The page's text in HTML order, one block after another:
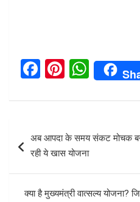
F
ce
o
k
Pi
er
es
t
W
h
at
s
A
p
navigation
अब आपदा के समय संकट मोचक
रही ये खास योजना
क्‍या है मुख्‍यमंत्री वात्‍सल्‍य